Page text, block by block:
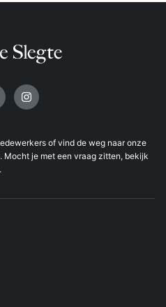
of vind de weg naar onze
Mocht je met een vraag zitten, bekijk
.